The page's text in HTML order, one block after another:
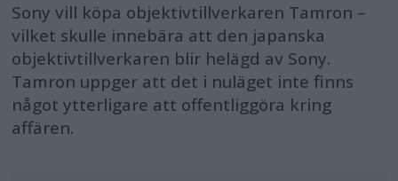
Sony vill köpa objektivtillverkaren Tamron –
vilket skulle innebära att den japanska
objektivtillverkaren blir helägd av Sony.
Tamron uppger att det i nuläget inte finns
något ytterligare att offentliggöra kring
affären.